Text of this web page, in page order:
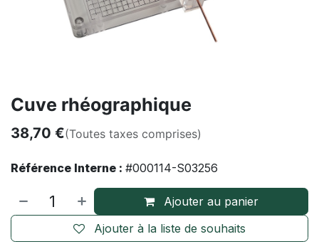
Cuve rhéographique
38,70 €(Toutes taxes comprises)
Référence Interne : #000114-S03256
Ajouter au panier
Ajouter à la liste de souhaits